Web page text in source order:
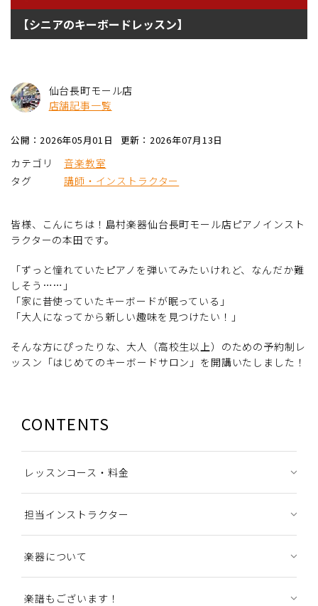
【シニアのキーボードレッスン】
仙台長町モール店
店舗記事一覧
公開：2026年05月01日 更新：2026年07月13日
カテゴリ
音楽教室
タグ
講師・インストラクター
皆様、こんにちは！島村楽器仙台長町モール店ピアノインスト
ラクターの本田です。
「ずっと憧れていたピアノを弾いてみたいけれど、なんだか難
しそう……」
「家に昔使っていたキーボードが眠っている」
「大人になってから新しい趣味を見つけたい！」
そんな方にぴったりな、大人（高校生以上）のための予約制レ
ッスン「はじめてのキーボードサロン」を開講いたしました！
CONTENTS
レッスンコース・料金
担当インストラクター
楽器について
楽譜もございます！